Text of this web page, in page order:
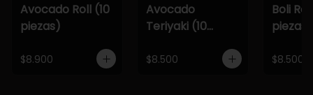
Avocado Roll (10
piezas)
$8.900
Avocado
Teriyaki (10
$8.500
Boli
piezas)
$8.500